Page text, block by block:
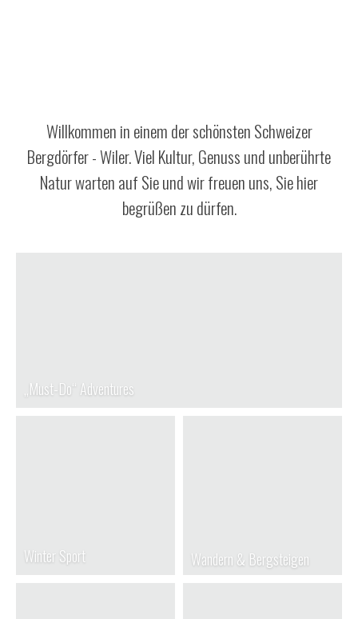
Willkommen in einem der schönsten Schweizer
Bergdörfer - Wiler. Viel Kultur, Genuss und unberührte
Natur warten auf Sie und wir freuen uns, Sie hier
begrüßen zu dürfen.
„Must-Do“ Adventures
Winter Sport Wandern & Bergsteigen